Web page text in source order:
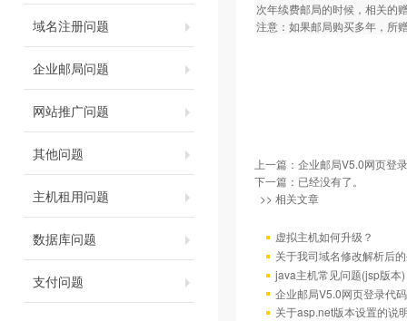
域名注册问题
企业邮局问题
网站推广问题
其他问题
主机租用问题
数据库问题
支付问题
次年续费邮局的时候，相关的
注意：如果邮局购买多年，所
上一篇： 企业邮局V5.0网页登
下一篇：已经没有了。
>> 相关文章
虚拟主机如何升级？
关于我司域名修改解析后
java主机常见问题(jsp版本)
企业邮局V5.0网页登录代码
关于asp.net版本设置的说